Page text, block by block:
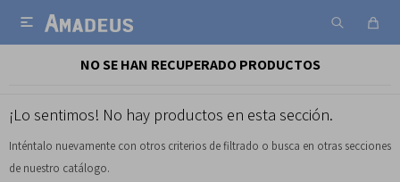

NO SE HAN RECUPERADO PRODUCTOS
¡Lo sentimos! No hay productos en esta sección.
Inténtalo nuevamente con otros criterios de filtrado o busca en otras secciones
de nuestro catálogo.